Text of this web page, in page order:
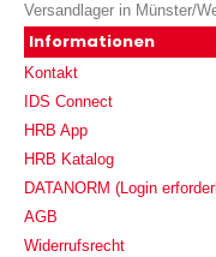
Versandlager in Münster/
Informationen
Kontakt
IDS Connect
HRB App
HRB Katalog
DATANORM (Login
AGB
Widerrufsrecht